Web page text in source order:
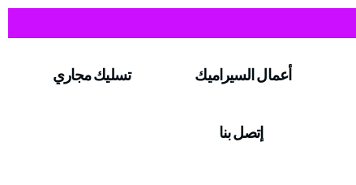
أعمال السيراميك تسليك مجاري
إتصل بنا